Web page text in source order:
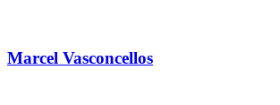
Marcel Vasconcellos